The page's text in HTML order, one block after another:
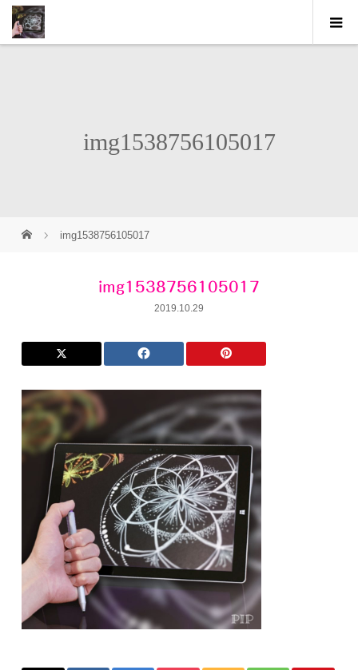
img1538756105017
img1538756105017
img1538756105017
2019.10.29